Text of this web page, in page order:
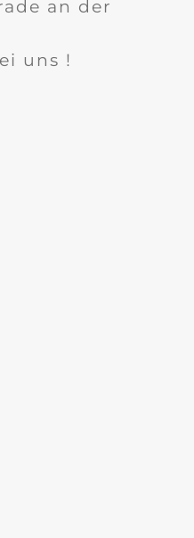
an der
uns !